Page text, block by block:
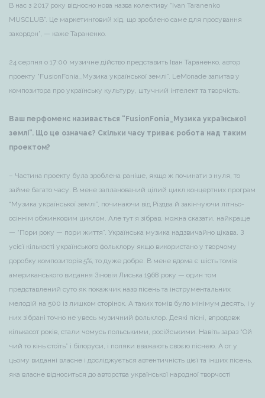
В нас з 2017 року відносно нова назва колективу “Ivan Taranenko
MUSCLUB”. Це маркетинговий хід, що зроблено саме для просування
закордон”, — каже Тараненко.
24 серпня о 17:00 музичне дійство представить Іван Тараненко, автор
проекту “FusionFonia_Музика української землі”. LeMonade запитав у
композитора про українську культуру, штучний інтелект та творчість.
Ваш перфоменс називається “FusionFonia_Музика української
землі”. Що це означає? Скільки часу триває робота над таким
проектом?
– Частина проекту була зроблена раніше, якщо ж починати з нуля, то
займе багато часу. В мене запланований цілий цикл концертних програм
“Музика української землі”, починаючи від Різдва й закінчуючи літньо-
осіннім обжинковим циклом. Але тут я зібрав, можна сказати, найкраще
— “Пори року — пори життя”. Українська музика надзвичайно цікава. З
усієї кількості українського фольклору якщо використано у творчому
доробку композиторів 5%, то дуже добре. В мене вдома є шість томів
американського видання Зіновія Лиська 1968 року — один том
представлений суто як покажчик назв пісень та інструментальних
мелодій на 500 із лишком сторінок. А таких томів було мінімум десять, і у
них зібрані точно не увесь музичний фольклор. Деякі пісні, впродовж
кількасот років, стали чомусь польськими, російськими. Навіть зараз “Ой
чий то кінь стоїть” і білоруси, і поляки вважають своєю піснею. А от у
цьому виданні власне і досліджується автентичність цієї та інших пісень,
яка власне відноситься до авторства української народної творчості